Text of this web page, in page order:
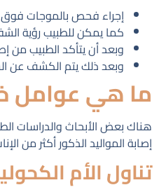
إجراء فحص بالموجات فوق
كما يمكن للطبيب رؤية
وبعد أن يتأكد الطبيب من
وبعد ذلك يتم الكشف عن
ما هي عوامل
إصابة المواليد الذكور أكثر من
تناول الأم